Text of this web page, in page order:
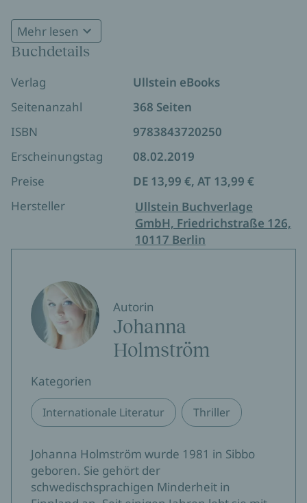
Zeit erlaubt man Frauen den Ausbruch aus ihrem
Leben nicht. Jetzt ist sie ebenfalls gefangen auf der
Insel Själö, wo die Zeit stillzustehen scheint ...
Ein bildreicher und fesselnder Roman über zwei
Frauen, die einen hohen Preis für ihr Verlangen,
ihre Liebe und ihr Streben nach Freiheit bezahlen
Mehr lesen
Buchdetails
Verlag
Ullstein eBooks
Seitenanzahl
368 Seiten
ISBN
9783843720250
Erscheinungstag
08.02.2019
Preise
DE 13,99 €, AT 13,99 €
Hersteller
Ullstein Buchverlage
GmbH, Friedrichstraße 126,
10117 Berlin
Autorin
Johanna
Holmström
Kategorien
Internationale Literatur Thriller
Johanna Holmström wurde 1981 in Sibbo
geboren. Sie gehört der
schwedischsprachigen Minderheit in